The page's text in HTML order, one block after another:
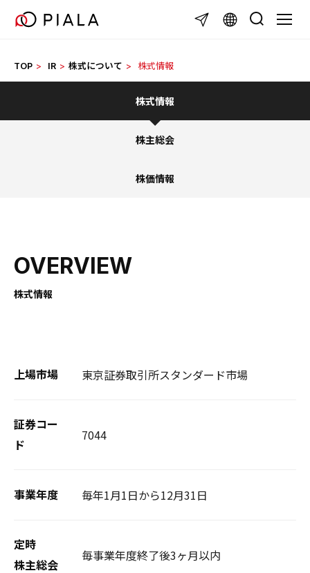
TOP IR 株式について 株式情報
株式情報
株主総会
株価情報
OVERVIEW
株式情報
上場市場 東京証券取引所スタンダード市場
証券コー
ド
7044
事業年度 毎年1月1日から12月31日
定時
株主総会
毎事業年度終了後3ヶ月以内